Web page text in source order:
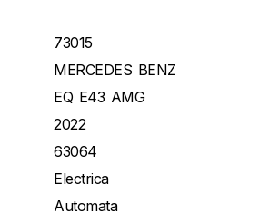
73015
MERCEDES BENZ
EQ E43 AMG
2022
63064
Electrica
Automata